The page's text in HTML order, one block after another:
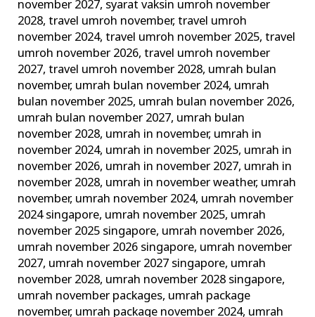
november 2027, syarat vaksin umroh november
2028,travel umroh november,travel umroh
november 2024,travel umroh november 2025,travel
umroh november 2026,travel umroh november
2027,travel umroh november 2028, umrah bulan
november, umrah bulan november 2024, umrah
bulan november 2025, umrah bulan november 2026,
umrah bulan november 2027, umrah bulan
november 2028, umrah in november, umrah in
november 2024, umrah in november 2025, umrah in
november 2026, umrah in november 2027, umrah in
november 2028, umrah in november weather, umrah
november, umrah november 2024, umrah november
2024 singapore, umrah november 2025, umrah
november 2025 singapore, umrah november 2026,
umrah november 2026 singapore, umrah november
2027, umrah november 2027 singapore, umrah
november 2028, umrah november 2028 singapore,
umrah november packages, umrah package
november, umrah package november 2024, umrah